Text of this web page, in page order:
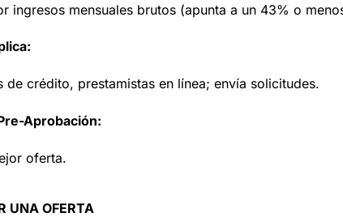
ingresos mensuales brutos (apunta a un 43% o
crédito, prestamistas en línea; envía solicitudes.
Aprobación:
oferta.
UNA OFERTA